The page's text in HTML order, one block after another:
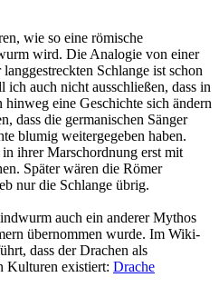
wie so eine römische
wird. Die Analogie von einer
Schlange ist schon
auch nicht ausschließen, dass in
eine Geschichte sich ändern
dass die germanischen Sänger
blumig weitergegeben haben.
ihrer Marschordnung erst mit
Später wären die Römer
nur die Schlange übrig.
auch ein anderer Mythos
übernommen wurde. Im Wiki-
dass der Drachen als
Kulturen existiert: Drache